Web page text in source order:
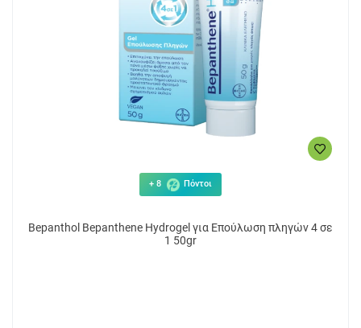
4.89€
ΑΓΟΡΑ
+ 8 Πόντοι
Bepanthol Bepanthene Hydrogel για Επούλωση πληγών 4 σε
1 50gr